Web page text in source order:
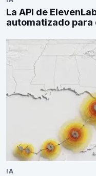
La API de
automatizado
IA